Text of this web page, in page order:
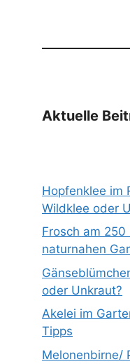
Aktuelle
Hopfenklee im
Wildklee oder
Frosch am 250
naturnahen
oder Unkraut?
Akelei im
Tipps
Melonenbirne/